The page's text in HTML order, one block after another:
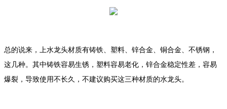
总的说来，上水龙头材质有铸铁、塑料、锌合金、铜合金、不锈钢，
这几种。其中铸铁容易生锈，塑料容易老化，锌合金稳定性差，容易
爆裂，导致使用不长久，不建议购买这三种材质的水龙头。